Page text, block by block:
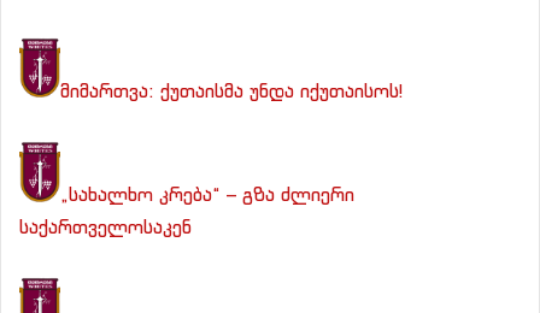
მიმართვა: ქუთაისმა უნდა იქუთაისოს!
„სახალხო კრება“ – გზა ძლიერი
საქართველოსაკენ